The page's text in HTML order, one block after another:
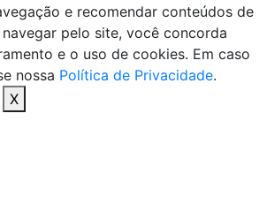
e recomendar conteúdos de
pelo site, você concorda
e o uso de cookies. Em caso
nossa Política de Privacidade.
X